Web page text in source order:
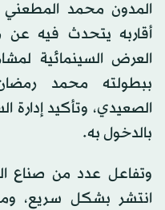
المدون محمد
أقاربه يتحدث فيه
العرض السينمائية
ببطولته محمد
الصعيدي، وتأكيد إدارة
بالدخول به.
وتفاعل عدد من صناع
انتشر بشكل سريع،